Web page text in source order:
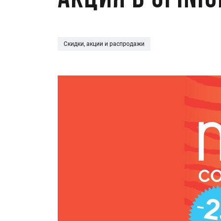
Скидки, акции и распродажи